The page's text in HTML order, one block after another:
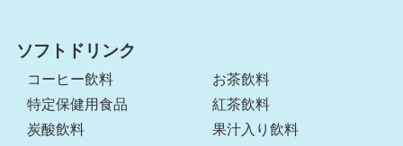
ソフトドリンク
コーヒー飲料
お茶飲料
特定保健用食品
紅茶飲料
炭酸飲料
果汁入り飲料